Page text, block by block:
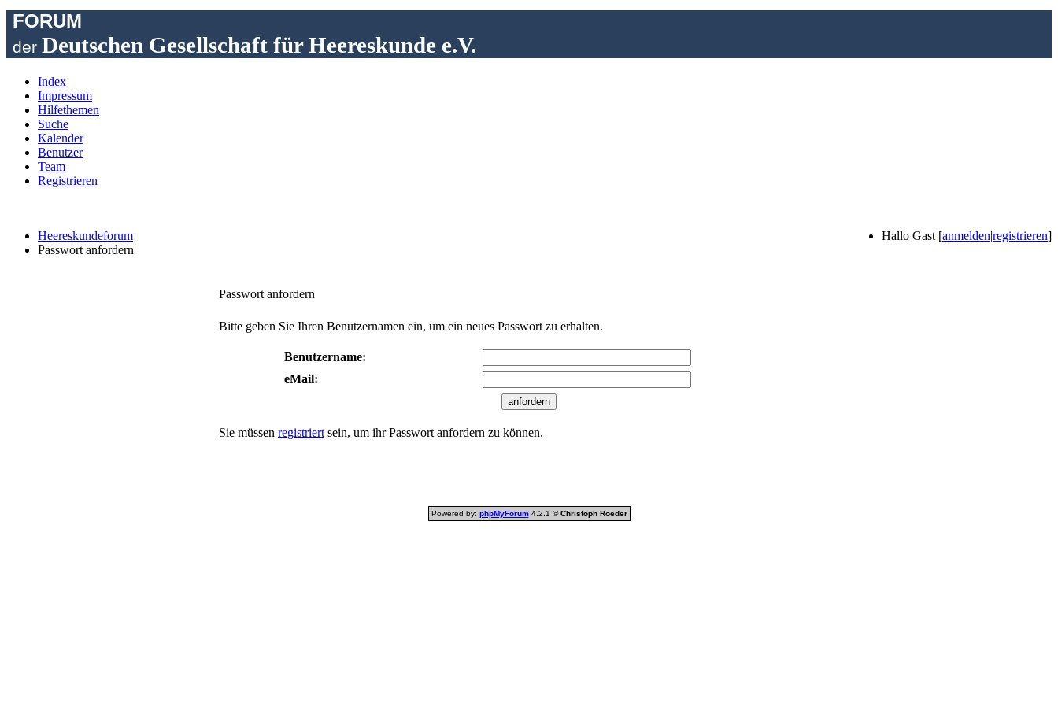
FORUM
der Deutschen Gesellschaft für Heereskunde e.V.
Index
Impressum
Hilfethemen
Suche
Kalender
Benutzer
Team
Registrieren
Hallo Gast [anmelden|registrieren]
Heereskundeforum
Passwort anfordern
Passwort anfordern
Bitte geben Sie Ihren Benutzernamen ein, um ein neues Passwort zu erhalten.
Benutzername:
eMail:
Sie müssen registriert sein, um ihr Passwort anfordern zu können.
Powered by: phpMyForum4.2.1 ©Christoph Roeder